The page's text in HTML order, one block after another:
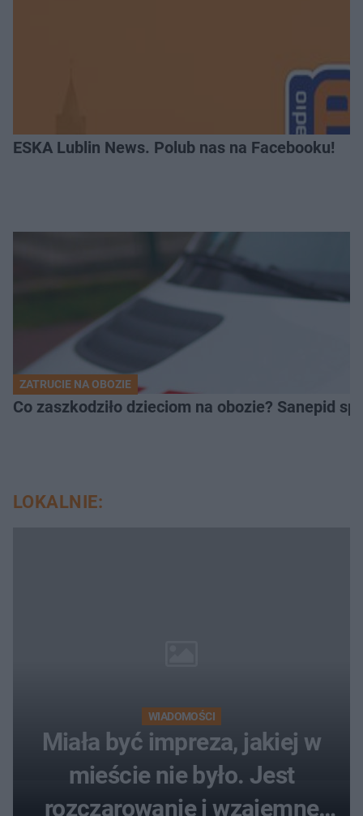
ESKA Lublin News. Polub nas na Facebooku!
ZATRUCIE NA OBOZIE
Co zaszkodziło dzieciom na obozie? Sanepid
LOKALNIE:
WIADOMOŚCI
Miała być impreza, jakiej w
mieście nie było. Jest
rozczarowanie i wzajemne